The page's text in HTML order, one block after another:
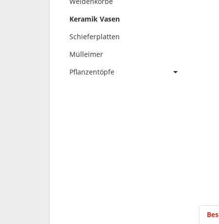
Keramik Vasen
Schieferplatten
Mülleimer
Pflanzentöpfe